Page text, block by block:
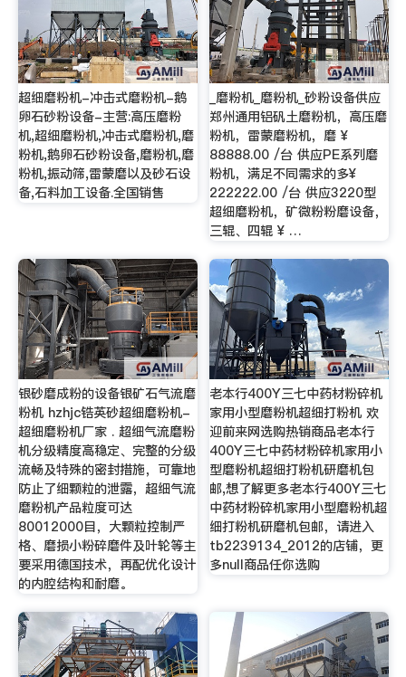
超细磨粉机-冲击式磨粉机-鹅
卵石砂粉设备-主营:高压磨粉
机,超细磨粉机,冲击式磨粉机,磨
粉机,鹅卵石砂粉设备,磨粉机,磨
粉机,振动筛,雷蒙磨以及砂石设
备,石料加工设备.全国销售
_磨粉机_磨粉机_砂粉设备供应
郑州通用铝矾土磨粉机，高压磨
粉机，雷蒙磨粉机，磨 ¥
88888.00 /台 供应PE系列磨
粉机，满足不同需求的多¥
222222.00 /台 供应3220型
超细磨粉机，矿微粉粉磨设备，
三辊、四辊 ¥ …
银砂磨成粉的设备银矿石气流磨
粉机 hzhjc锆英砂超细磨粉机-
超细磨粉机厂家 . 超细气流磨粉
机分级精度高稳定、完整的分级
流畅及特殊的密封措施，可靠地
防止了细颗粒的泄露，超细气流
磨粉机产品粒度可达
80012000目，大颗粒控制严
格、磨损小粉碎磨件及叶轮等主
要采用德国技术，再配优化设计
的内腔结构和耐磨。
老本行400Y三七中药材粉碎机
家用小型磨粉机超细打粉机 欢
迎前来网选购热销商品老本行
400Y三七中药材粉碎机家用小
型磨粉机超细打粉机研磨机包
邮,想了解更多老本行400Y三七
中药材粉碎机家用小型磨粉机超
细打粉机研磨机包邮，请进入
tb2239134_2012的店铺，更
多null商品任你选购